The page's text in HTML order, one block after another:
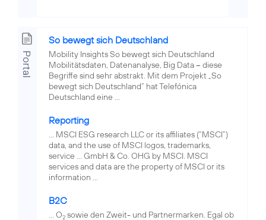
Portal
So bewegt sich Deutschland
Mobility Insights So bewegt sich Deutschland
Mobilitätsdaten, Datenanalyse, Big Data – diese
Begriffe sind sehr abstrakt. Mit dem Projekt „So
bewegt sich Deutschland“ hat Telefónica
Deutschland eine ...
Reporting
... MSCI ESG research LLC or its affiliates (“MSCI”)
data, and the use of MSCI logos, trademarks,
service ... GmbH & Co. OHG by MSCI. MSCI
services and data are the property of MSCI or its
information ...
B2C
... O2 sowie den Zweit- und Partnermarken. Egal ob